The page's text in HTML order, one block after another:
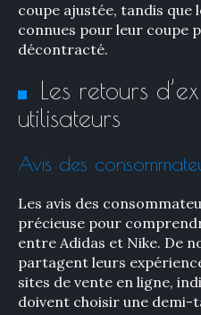
coupe ajustée, tandis que
connues pour leur coupe
décontracté.
Les retours
utilisateurs
Avis des
Les avis des
précieuse pour
entre Adidas et Nike. De
partagent leurs
sites de vente en ligne,
doivent choisir une demi-